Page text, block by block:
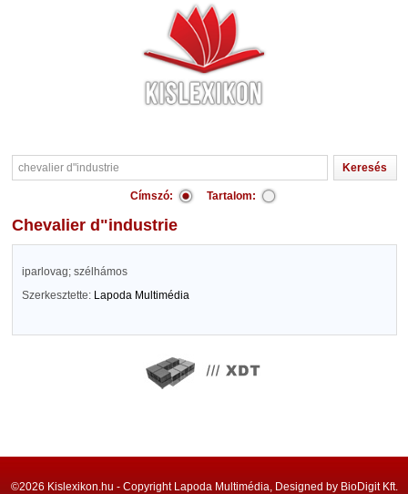
Címszó: Tartalom:
chevalier d"industrie
iparlovag; szélhámos
Szerkesztette: Lapoda Multimédia
©2026 Kislexikon.hu - Copyright Lapoda Multimédia, Designed by BioDigit Kft.